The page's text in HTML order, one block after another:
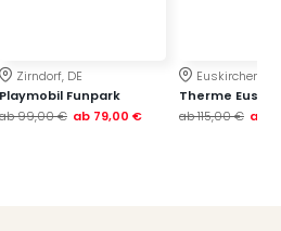
Zirndorf, DE
Playmobil Funpark
ab99,00 € ab 79,00 €
Euskirchen, DE
Therme
ab115,00 € ab